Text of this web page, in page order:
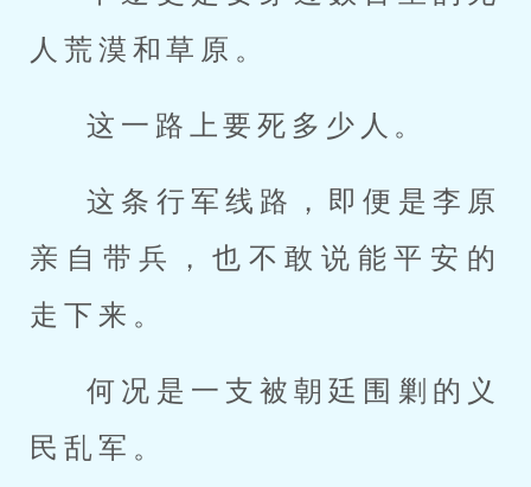
人荒漠和草原。
这一路上要死多少人。
这条行军线路，即便是李原
亲自带兵，也不敢说能平安的
走下来。
何况是一支被朝廷围剿的义
民乱军。